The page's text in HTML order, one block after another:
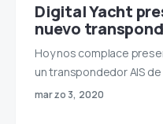
​Digital Yacht
nuevo
Hoy nos complace
un transpondedor AIS
marzo 3, 2020